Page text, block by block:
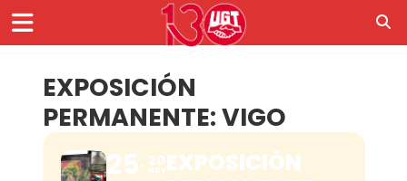
EXPOSICIÓN
PERMANENTE: VIGO
25 20
NOVEXPOSICIÓN